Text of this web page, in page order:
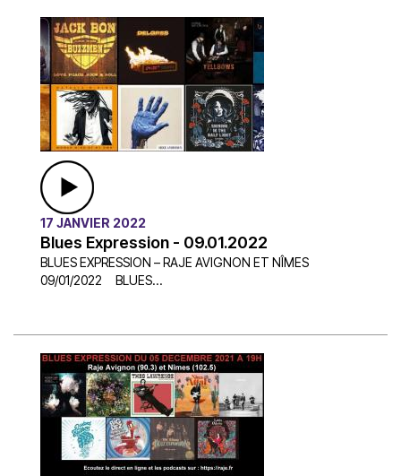
17 JANVIER 2022
Blues Expression - 09.01.2022
BLUES EXPRESSION – RAJE AVIGNON ET NÎMES
09/01/2022 BLUES...